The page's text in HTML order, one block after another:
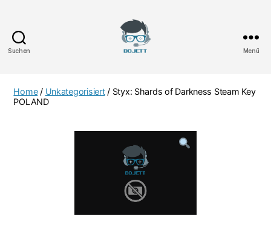
Suchen Menü
Home/ Unkategorisiert/ Styx: Shards of Darkness Steam Key
POLAND